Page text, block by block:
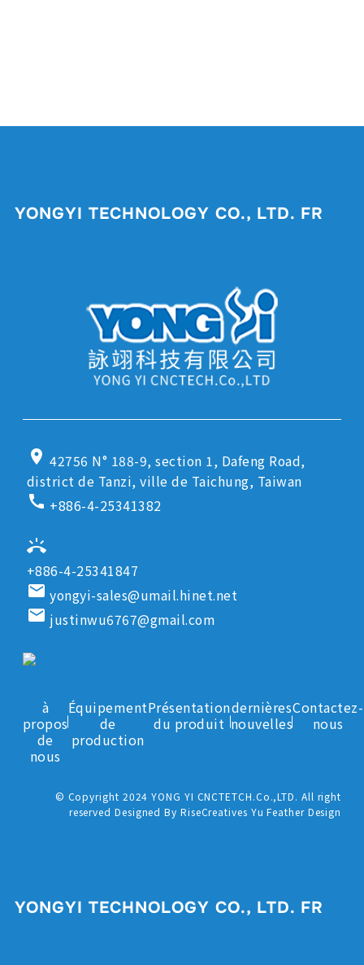
YONGYI TECHNOLOGY CO., LTD. FR
location_on 42756 N° 188-9, section 1, Dafeng Road,
district de Tanzi, ville de Taichung, Taiwan
call +886-4-25341382
ring_volume
+886-4-25341847
email yongyi-sales@umail.hinet.net
email justinwu6767@gmail.com
à
propos
de
nous
Équipement
de
production
Présentation
du produit
dernières
nouvelles
Contactez-
nous
© Copyright 2024 YONG YI CNCTETCH.Co.,LTD. All right
reserved Designed By RiseCreatives Yu Feather Design
YONGYI TECHNOLOGY CO., LTD. FR